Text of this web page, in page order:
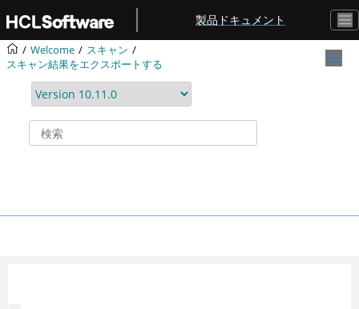
メインコンテンツにジャンプ
製品ドキュメント
Welcome
スキャン
スキャン結果をエクスポートする